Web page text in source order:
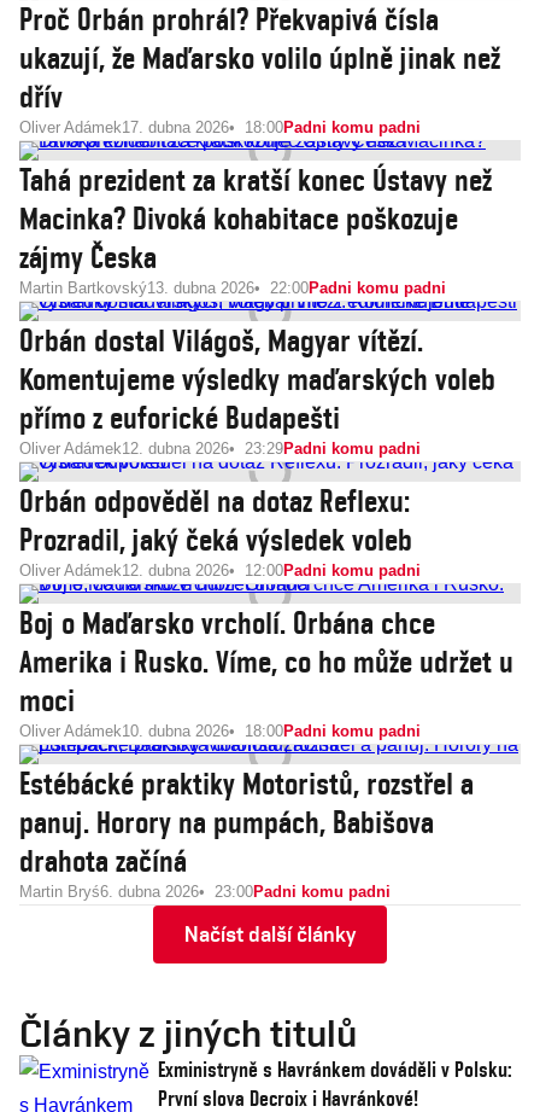
Proč Orbán prohrál? Překvapivá čísla
ukazují, že Maďarsko volilo úplně jinak než
dřív
Oliver Adámek17. dubna 2026 18:00Padni komu padni
Tahá prezident za kratší konec Ústavy než
Macinka? Divoká kohabitace poškozuje
zájmy Česka
Martin Bartkovský13. dubna 2026 22:00Padni komu padni
Orbán dostal Világoš, Magyar vítězí.
Komentujeme výsledky maďarských voleb
přímo z euforické Budapešti
Oliver Adámek12. dubna 2026 23:29Padni komu padni
Orbán odpověděl na dotaz Reflexu:
Prozradil, jaký čeká výsledek voleb
Oliver Adámek12. dubna 2026 12:00Padni komu padni
Boj o Maďarsko vrcholí. Orbána chce
Amerika i Rusko. Víme, co ho může udržet u
moci
Oliver Adámek10. dubna 2026 18:00Padni komu padni
Estébácké praktiky Motoristů, rozstřel a
panuj. Horory na pumpách, Babišova
drahota začíná
Martin Bryś6. dubna 2026 23:00Padni komu padni
Načíst další články
Články z jiných titulů
Exministryně s Havránkem dováděli v Polsku:
První slova Decroix i Havránkové!